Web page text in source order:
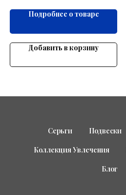
Подробнее о товаре
Добавить в корзину
Серьги Подвески
Коллекция Увлечения
Блог